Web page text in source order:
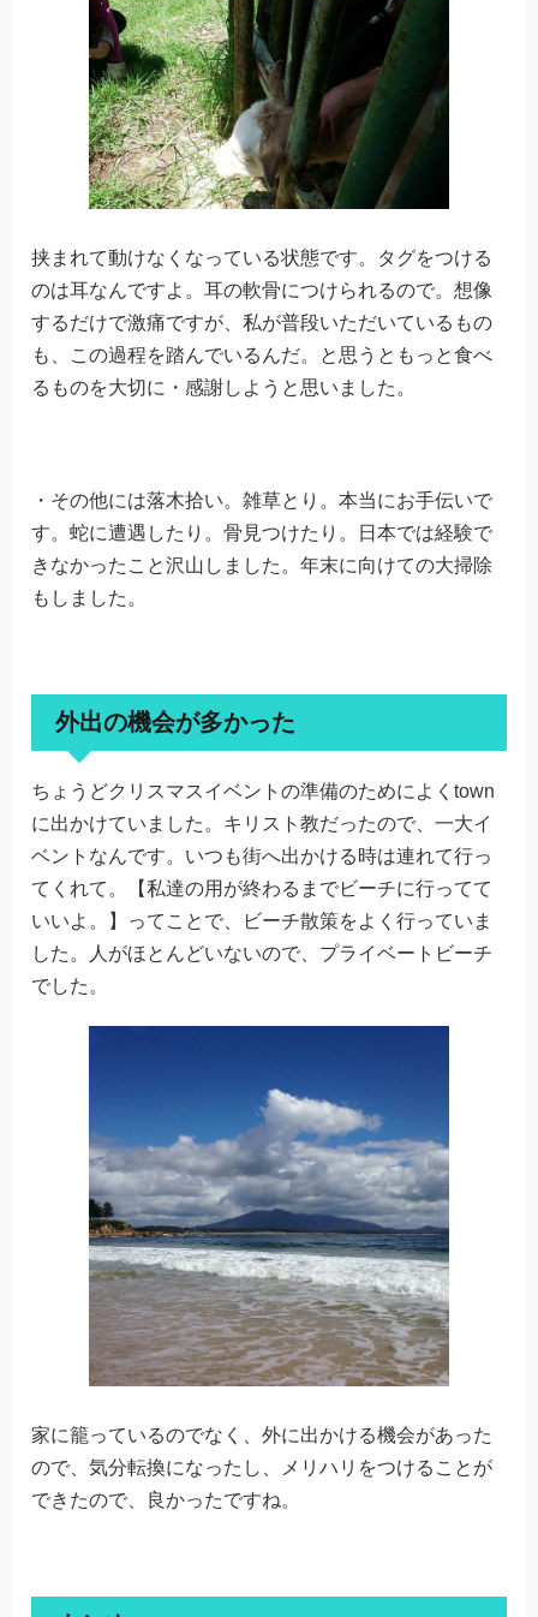
挟まれて動けなくなっている状態です。タグをつける
のは耳なんですよ。耳の軟骨につけられるので。想像
するだけで激痛ですが、私が普段いただいているもの
も、この過程を踏んでいるんだ。と思うともっと食べ
るものを大切に・感謝しようと思いました。
・その他には落木拾い。雑草とり。本当にお手伝いで
す。蛇に遭遇したり。骨見つけたり。日本では経験で
きなかったこと沢山しました。年末に向けての大掃除
もしました。
外出の機会が多かった
ちょうどクリスマスイベントの準備のためによくtown
に出かけていました。キリスト教だったので、一大イ
ベントなんです。いつも街へ出かける時は連れて行っ
てくれて。【私達の用が終わるまでビーチに行ってて
いいよ。】ってことで、ビーチ散策をよく行っていま
した。人がほとんどいないので、プライベートビーチ
でした。
家に籠っているのでなく、外に出かける機会があった
ので、気分転換になったし、メリハリをつけることが
できたので、良かったですね。